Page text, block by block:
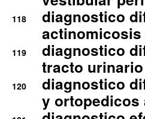
118
diagnostico
actinomicosis
119
diagnostico
tracto
120
diagnostico
y ortopedicos